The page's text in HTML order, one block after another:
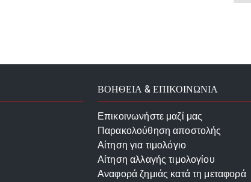
ΒΟΗΘΕΙΑ & ΕΠΙΚΟΙΝΩΝΙΑ
Επικοινωνήστε μαζί μας
Παρακολούθηση αποστολής
Αίτηση για τιμολόγιο
Αίτηση αλλαγής τιμολογίου
Αναφορά ζημιάς κατά τη μεταφορά